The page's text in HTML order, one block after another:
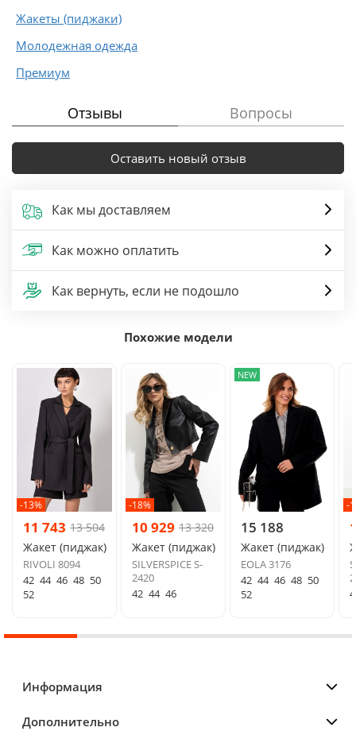
Жакеты (пиджаки)
Молодежная одежда
Премиум
Отзывы Вопросы
Оставить новый отзыв
Как мы доставляем
Как можно оплатить
Как вернуть, если не подошло
Похожие модели
-13%
11 743 13 504
Жакет (пиджак)
RIVOLI 8094
42 44 46 48 50
52
-18%
10 929 13 320
Жакет (пиджак)
SILVERSPICE S-
2420
42 44 46
NEW
15 188
Жакет (пиджак)
EOLA 3176
42 44 46 48 50
52
-
Информация
Дополнительно